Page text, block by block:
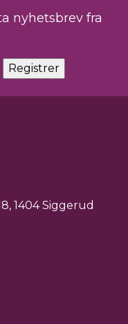
nyhetsbrev fra
1404 Siggerud